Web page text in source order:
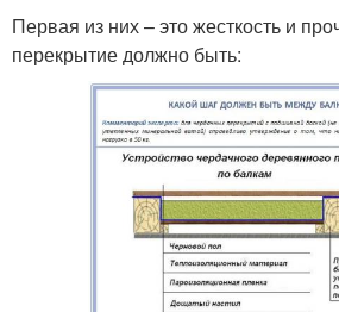
Первая из них – это жесткость и
перекрытие должно быть: